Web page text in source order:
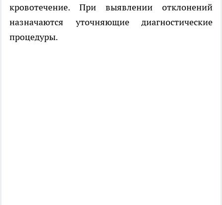
кровотечение. При выявлении отклонений
назначаются уточняющие диагностические
процедуры.